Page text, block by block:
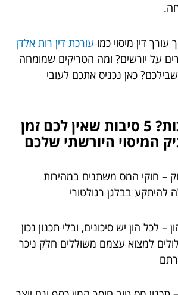
דין מיסוי כמו עורכת דין רות אלדן
על יורשים? ומה הטריקים שמומחה
כאן נכניס אתכם לעובי
למה לא לחכות? 5 סיבות שאין לכם זמן
המיסוי היורשתי שלכם
– חוקי המס משתנים במהירות
להיתקע בבלגן רגולטורי
לכל הון יש סיכונים, ובלי תכנון נכון
למצוא עצמם משוללים חלק ניכר